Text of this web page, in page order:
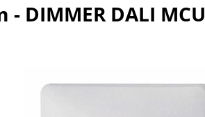
- DIMMER DALI MCU